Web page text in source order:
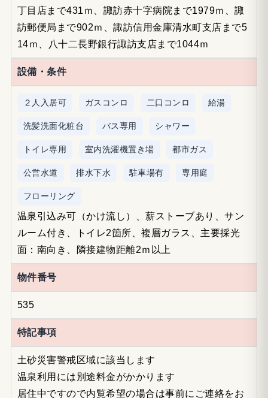
丁目店まで431ｍ、諏訪赤十字病院まで1979ｍ、諏
訪郵便局まで902ｍ、諏訪信用金庫清水町支店まで5
14ｍ、八十二長野銀行諏訪支店まで1044ｍ
設備・条件
２人入居可 ガスコンロ 二口コンロ 給湯
洗髪洗面化粧台 バス専用 シャワー
トイレ専用 室内洗濯機置き場 都市ガス
公営水道 排水下水 駐車場有 専用庭
フローリング
温泉引込み可（かけ流し）、薪ストーブあり、サン
ルーム付き、トイレ2箇所、複層ガラス、主要採光
面：南向き、隣接建物距離2ｍ以上
物件番号
535
特記事項
土砂災害警戒区域に該当します
温泉利用には別途料金がかかります
居住中ですので内覧希望の場合は事前にご連絡をお